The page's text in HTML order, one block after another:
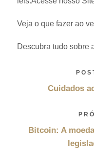
Veja o que fazer ao
Descubra tudo sobre
Cuidados
Bitcoin: A